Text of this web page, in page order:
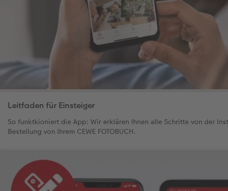
Leitfaden für Einsteiger
So funktkioniert die App: Wir erklären Ihnen alle Schritte von der
Bestellung von Ihrem CEWE FOTOBUCH.